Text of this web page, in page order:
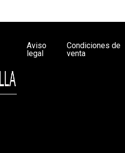
Aviso
legal
Condiciones de
venta